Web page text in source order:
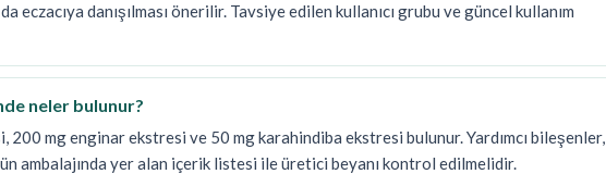
danışılması önerilir. Tavsiye edilen kullanıcı grubu ve güncel kullanım
neler bulunur?
mg enginar ekstresi ve 50 mg karahindiba ekstresi bulunur. Yardımcı bileşenler,
ambalajında yer alan içerik listesi ile üretici beyanı kontrol edilmelidir.